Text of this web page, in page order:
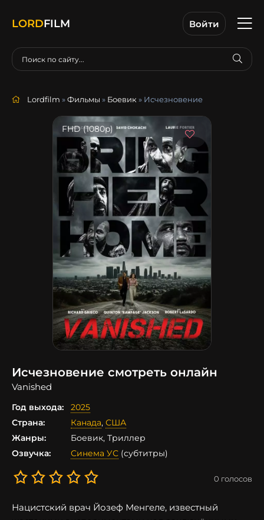
LORDFILM Войти
Lordfilm »Фильмы » Боевик » Исчезновение
FHD (1080p)
Исчезновение смотреть онлайн
Vanished
Год выхода:
2025
Страна:
Канада, США
Жанры:
Боевик, Триллер
Озвучка:
Синема УС (субтитры)
0 голосов
Нацистский врач Йозеф Менгеле, известный